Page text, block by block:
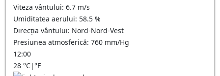
Viteza vântului: 6.7 m/s
Umiditatea aerului: 58.5 %
Direcția vântului: Nord-Nord-Vest
Presiunea atmosferică: 760 mm/Hg
12:00
28 °C|°F